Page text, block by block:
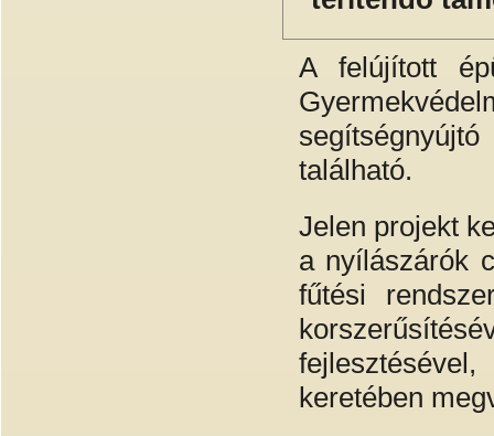
A felújított
található.
Jelen projekt
a nyílászárók
fűtési
keretében